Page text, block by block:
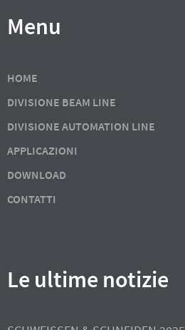
Menu
HOME
DIVISIONE BEAM LINE
DIVISIONE AUTOMATION LINE
APPLICAZIONI
DOWNLOAD
CONTATTI
Le ultime notizie